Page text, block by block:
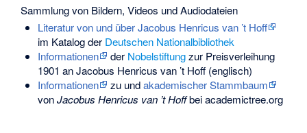
Sammlung von Bildern, Videos und Audiodateien
Literatur von und über Jacobus Henricus van ’t Hoff
im Katalog der Deutschen Nationalbibliothek
Informationen
der Nobelstiftungzur Preisverleihung
1901 an Jacobus Henricus van ’t Hoff (englisch)
Informationen
zu undakademischer Stammbaum
vonJacobus Henricus van ’t Hoffbei academictree.org